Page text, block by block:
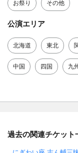
お祭り その他
公演エリア
北海道 東北
中国 四国 九
過去の関連チケット